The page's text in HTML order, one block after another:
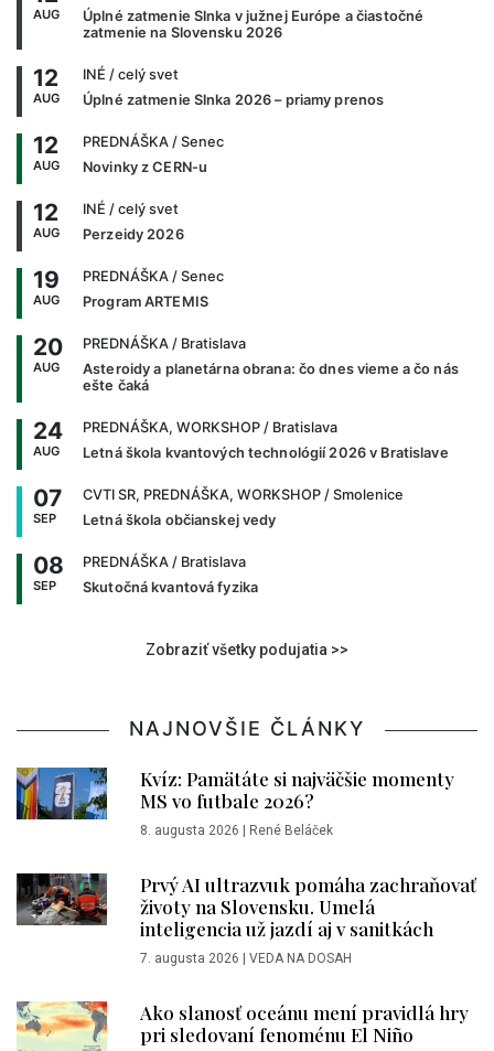
AUG
Úplné zatmenie Slnka v južnej Európe a čiastočné
zatmenie na Slovensku 2026
12
AUG
INÉ / celý svet
Úplné zatmenie Slnka 2026 – priamy prenos
12
AUG
PREDNÁŠKA / Senec
Novinky z CERN-u
12
AUG
INÉ / celý svet
Perzeidy 2026
19
AUG
PREDNÁŠKA / Senec
Program ARTEMIS
20
AUG
PREDNÁŠKA / Bratislava
Asteroidy a planetárna obrana: čo dnes vieme a čo nás
ešte čaká
24
AUG
PREDNÁŠKA, WORKSHOP / Bratislava
Letná škola kvantových technológií 2026 v Bratislave
07
SEP
CVTI SR, PREDNÁŠKA, WORKSHOP / Smolenice
Letná škola občianskej vedy
08
SEP
PREDNÁŠKA / Bratislava
Skutočná kvantová fyzika
Zobraziť všetky podujatia >>
NAJNOVŠIE ČLÁNKY
Kvíz: Pamätáte si najväčšie momenty
MS vo futbale 2026?
8. augusta 2026 René Beláček
Prvý AI ultrazvuk pomáha zachraňovať
životy na Slovensku. Umelá
inteligencia už jazdí aj v sanitkách
7. augusta 2026 VEDA NA DOSAH
Ako slanosť oceánu mení pravidlá hry
pri sledovaní fenoménu El Niño